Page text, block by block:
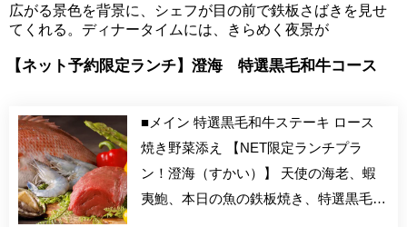
広がる景色を背景に、シェフが目の前で鉄板さばきを見せ
てくれる。ディナータイムには、きらめく夜景が
【ネット予約限定ランチ】澄海 特選黒毛和牛コース
■メイン 特選黒毛和牛ステーキ ロース
焼き野菜添え 【NET限定ランチプラ
ン！澄海（すかい）】 天使の海老、蝦
夷鮑、本日の魚の鉄板焼き、特選黒毛和